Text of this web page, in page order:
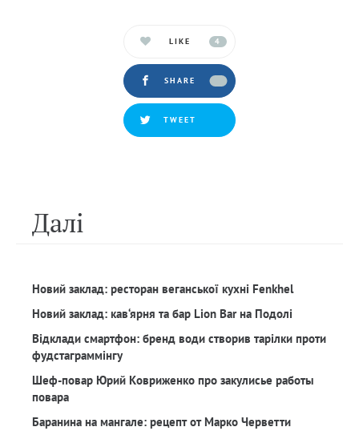
LIKE 4
SHARE
TWEET
Далi
Новий заклад: ресторан веганської кухні Fenkhel
Новий заклад: кав‘ярня та бар Lion Bar на Подолі
Відклади смартфон: бренд води створив тарілки проти
фудстаграммінгу
Шеф-повар Юрий Ковриженко про закулисье работы
повара
Баранина на мангале: рецепт от Марко Черветти